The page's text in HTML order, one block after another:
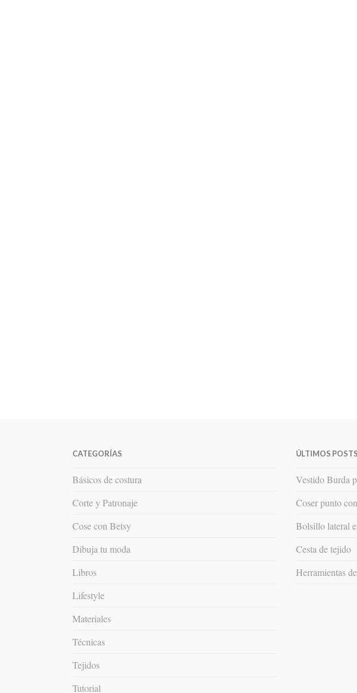
CATEGORÍAS
Básicos de costura
Corte y Patronaje
Cose con Betsy
Dibuja tu moda
Libros
Lifestyle
Materiales
Técnicas
Tejidos
Tutorial
ÚLTIMOS POSTS
Vestido Burda
Coser punto
Bolsillo lateral
Cesta de tejido
Herramientas